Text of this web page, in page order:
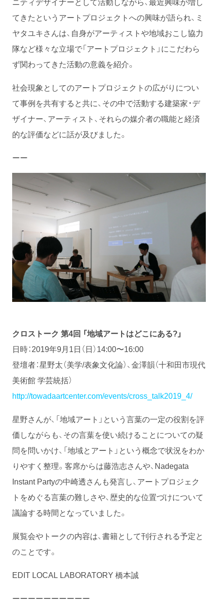
てきたというアートプロジェクトへの興味が語られ、ミ
ヤタユキさんは、自身がアーティストや地域おこし協力
隊など様々な立場で「アートプロジェクト」にこだわら
ず関わってきた活動の意義を紹介。
社会現象としてのアートプロジェクトの広がりについ
て事例を共有すると共に、その中で活動する建築家・デ
ザイナー、アーティスト、それらの媒介者の職能と経済
的な評価などに話が及びました。
ーー
クロストーク 第4回 「地域アートはどこにある?」
日時：2019年9月1日（日）14:00〜16:00
登壇者：星野太（美学/表象文化論）、金澤韻（十和田市現代
美術館 学芸統括）
http://towadaartcenter.com/events/cross_talk2019_4/
星野さんが、「地域アート」という言葉の一定の役割を評
価しながらも、その言葉を使い続けることについての疑
問を問いかけ、「地域とアート」という概念で状況をわか
りやすく整理。客席からは藤浩志さんや、Nadegata
Instant Partyの中崎透さんも発言し、アートプロジェク
トをめぐる言葉の難しさや、歴史的な位置づけについて
議論する時間となっていました。
展覧会やトークの内容は、書籍として刊行される予定と
のことです。
EDIT LOCAL LABORATORY 橋本誠
ーーーーーーーーーー